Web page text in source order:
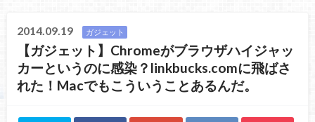
2014.09.19 ガジェット
【ガジェット】Chromeがブラウザハイジャッ
カーというのに感染？linkbucks.comに飛ばさ
れた！Macでもこういうことあるんだ。